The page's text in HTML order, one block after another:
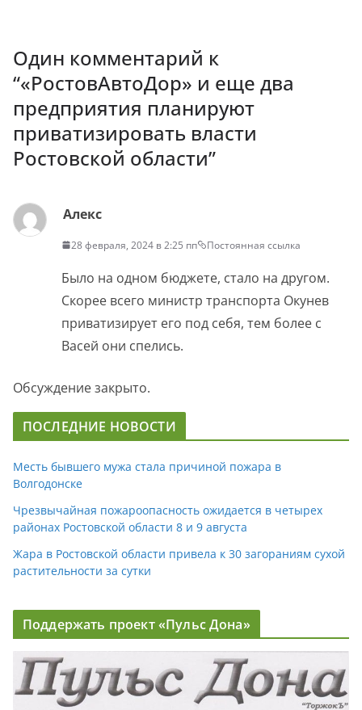
Один комментарий к
“«РостовАвтоДор» и еще два
предприятия планируют
приватизировать власти
Ростовской области”
Алекс
28 февраля, 2024 в 2:25 пп Постоянная ссылка
Было на одном бюджете, стало на другом.
Скорее всего министр транспорта Окунев
приватизирует его под себя, тем более с
Васей они спелись.
Обсуждение закрыто.
ПОСЛЕДНИЕ НОВОСТИ
Месть бывшего мужа стала причиной пожара в
Волгодонске
Чрезвычайная пожароопасность ожидается в четырех
районах Ростовской области 8 и 9 августа
Жара в Ростовской области привела к 30 загораниям сухой
растительности за сутки
Поддержать проект «Пульс Дона»